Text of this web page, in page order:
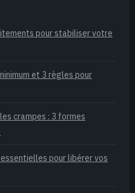
pour stabiliser votre
et 3 règles pour
crampes : 3 formes
pour libérer vos